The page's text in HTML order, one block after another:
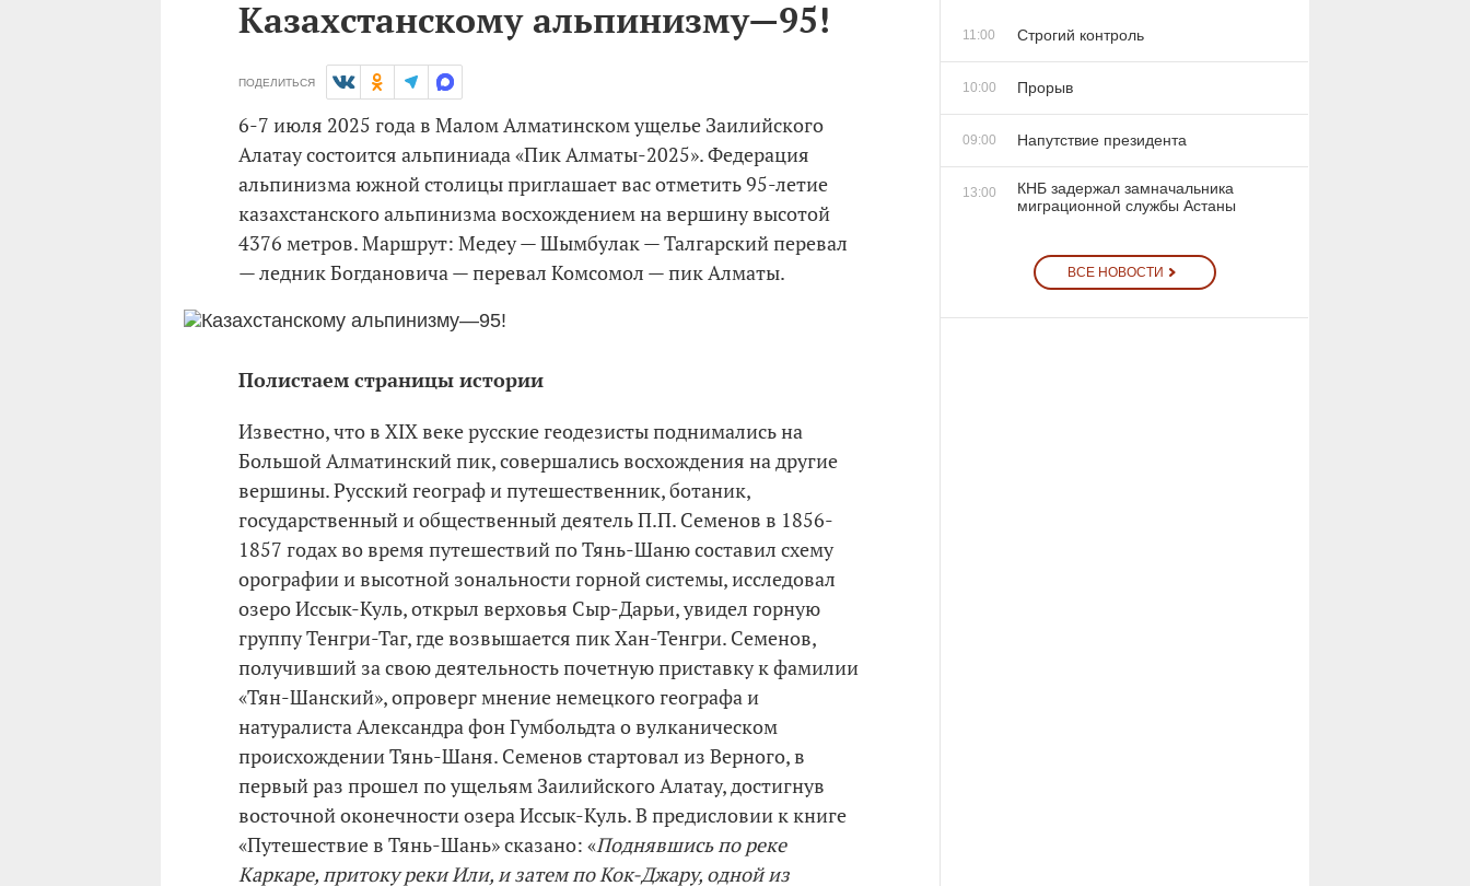
Казахстанскому альпинизму—95!
ПОДЕЛИТЬСЯ
6-7 июля 2025 года в Малом Алматинском ущелье Заилийского
Алатау состоится альпиниада «Пик Алматы-2025». Федерация
альпинизма южной столицы приглашает вас отметить 95-летие
казахстанского альпинизма восхождением на вершину высотой
4376 метров. Маршрут: Медеу — Шымбулак — Талгарский перевал
— ледник Богдановича — перевал Комсомол — пик Алматы.
Полистаем страницы истории
Известно, что в XIX веке русские геодезисты поднимались на
Большой Алматинский пик, совершались восхождения на другие
вершины. Русский географ и путешественник, ботаник,
государственный и общественный деятель П.П. Семенов в 1856-
1857 годах во время путешествий по Тянь-Шаню составил схему
орографии и высотной зональности горной системы, исследовал
озеро Иссык-Куль, открыл верховья Сыр-Дарьи, увидел горную
группу Тенгри-Таг, где возвышается пик Хан-Тенгри. Семенов,
получивший за свою деятельность почетную приставку к фамилии
«Тян-Шанский», опроверг мнение немецкого географа и
натуралиста Александра фон Гумбольдта о вулканическом
происхождении Тянь-Шаня. Семенов стартовал из Верного, в
первый раз прошел по ущельям Заилийского Алатау, достигнув
восточной оконечности озера Иссык-Куль. В предисловии к книге
«Путешествие в Тянь-Шань» сказано: «Поднявшись по реке
Каркаре, притоку реки Или, и затем по Кок-Джару, одной из
11:00 Строгий контроль
10:00 Прорыв
09:00 Напутствие президента
13:00
КНБ задержал замначальника
миграционной службы Астаны
ВСЕ НОВОСТИ